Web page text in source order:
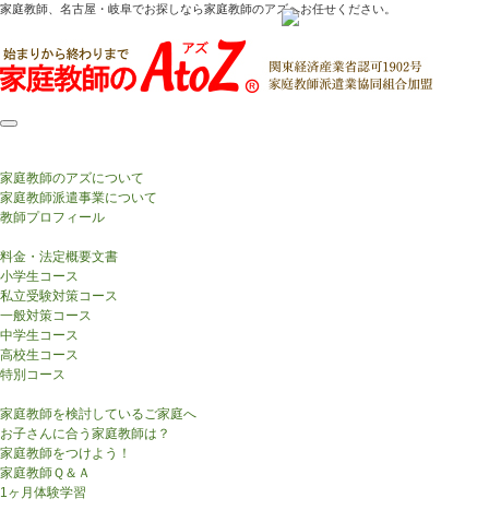
家庭教師、名古屋・岐阜でお探しなら家庭教師のアズへお任せください。
家庭教師のアズについて
家庭教師派遣事業について
教師プロフィール
料金・法定概要文書
小学生コース
私立受験対策コース
一般対策コース
中学生コース
高校生コース
特別コース
家庭教師を検討しているご家庭へ
お子さんに合う家庭教師は？
家庭教師をつけよう！
家庭教師Ｑ＆Ａ
1ヶ月体験学習